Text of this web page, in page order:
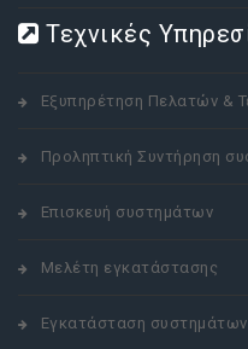
Τεχνικές
Εξυπηρέτηση Πελατών &
Προληπτική Συντήρηση
Επισκευή συστημάτων
Μελέτη εγκατάστασης
Εγκατάσταση συστημάτων